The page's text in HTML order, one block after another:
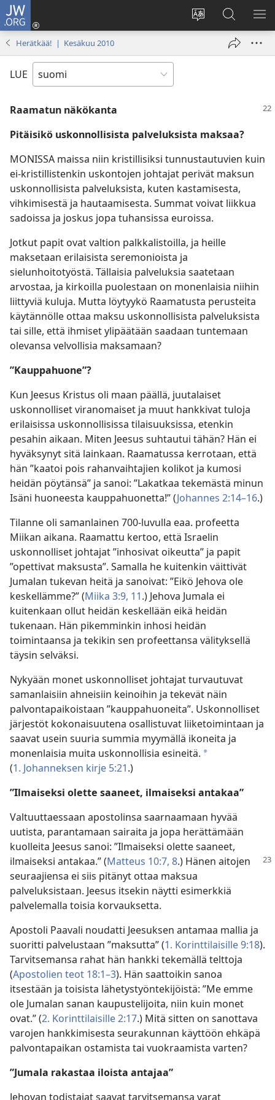
JW.ORG
Vaihda
sivuston
Kirjaudu
(avaa
Hae
JW.ORG-
sivustolta
Herätkää! | Kesäkuu 2010
LUE
Raamatun näkökanta
Pitäisikö uskonnollisista palveluksista maksaa?
MONISSA maissa niin kristillisiksi tunnustautuvien kuin
ei-kristillistenkin uskontojen johtajat perivät maksun
uskonnollisista palveluksista, kuten kastamisesta,
vihkimisestä ja hautaamisesta. Summat voivat liikkua
sadoissa ja joskus jopa tuhansissa euroissa.
Jotkut papit ovat valtion palkkalistoilla, ja heille
maksetaan erilaisista seremonioista ja
sielunhoitotyöstä. Tällaisia palveluksia saatetaan
arvostaa, ja kirkoilla puolestaan on monenlaisia niihin
liittyviä kuluja. Mutta löytyykö Raamatusta perusteita
käytännölle ottaa maksu uskonnollisista palveluksista
tai sille, että ihmiset ylipäätään saadaan tuntemaan
olevansa velvollisia maksamaan?
”Kauppahuone”?
Kun Jeesus Kristus oli maan päällä, juutalaiset
uskonnolliset viranomaiset ja muut hankkivat tuloja
erilaisissa uskonnollisissa tilaisuuksissa, etenkin
pesahin aikaan. Miten Jeesus suhtautui tähän? Hän ei
hyväksynyt sitä lainkaan. Raamatussa kerrotaan, että
hän ”kaatoi pois rahanvaihtajien kolikot ja kumosi
heidän pöytänsä” ja sanoi: ”Lakatkaa tekemästä minun
Isäni huoneesta kauppahuonetta!” (Johannes 2:14–16.)
Tilanne oli samanlainen 700-luvulla eaa. profeetta
Miikan aikana. Raamattu kertoo, että Israelin
uskonnolliset johtajat ”inhosivat oikeutta” ja papit
”opettivat maksusta”. Samalla he kuitenkin väittivät
Jumalan tukevan heitä ja sanoivat: ”Eikö Jehova ole
keskellämme?” (Miika 3:9, 11.) Jehova Jumala ei
kuitenkaan ollut heidän keskellään eikä heidän
tukenaan. Hän pikemminkin inhosi heidän
toimintaansa ja tekikin sen profeettansa välityksellä
täysin selväksi.
Nykyään monet uskonnolliset johtajat turvautuvat
samanlaisiin ahneisiin keinoihin ja tekevät näin
palvontapaikoistaan ”kauppahuoneita”. Uskonnolliset
järjestöt kokonaisuutena osallistuvat liiketoimintaan ja
saavat usein suuria summia myymällä ikoneita ja
monenlaisia muita uskonnollisia esineitä. *
(1. Johanneksen kirje 5:21.)
”Ilmaiseksi olette saaneet, ilmaiseksi antakaa”
Valtuuttaessaan apostolinsa saarnaamaan hyvää
uutista, parantamaan sairaita ja jopa herättämään
kuolleita Jeesus sanoi: ”Ilmaiseksi olette saaneet,
ilmaiseksi antakaa.” (Matteus 10:7, 8.) Hänen aitojen
seuraajiensa ei siis pitänyt ottaa maksua
palveluksistaan. Jeesus itsekin näytti esimerkkiä
palvelemalla toisia korvauksetta.
Apostoli Paavali noudatti Jeesuksen antamaa mallia ja
suoritti palvelustaan ”maksutta” (1. Korinttilaisille 9:18).
Tarvitsemansa rahat hän hankki tekemällä telttoja
(Apostolien teot 18:1–3). Hän saattoikin sanoa
itsestään ja toisista lähetystyöntekijöistä: ”Me emme
ole Jumalan sanan kaupustelijoita, niin kuin monet
ovat.” (2. Korinttilaisille 2:17.) Mitä sitten on sanottava
varojen hankkimisesta seurakunnan käyttöön ehkäpä
palvontapaikan ostamista tai vuokraamista varten?
”Jumala rakastaa iloista antajaa”
Jehovan todistajat saavat tarvitsemansa varat